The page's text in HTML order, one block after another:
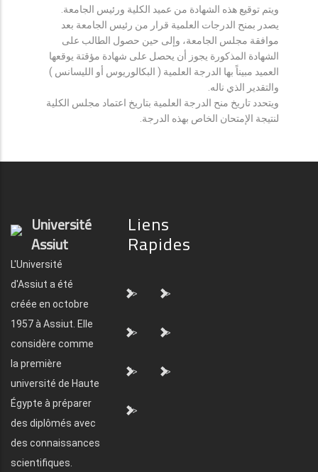
ويتم توقيع هذه الشهادة من عميد الكلية ورئيس الجامعة.
يصدر بمنح الدرجات العلمية قرار من رئيس الجامعة بعد
موافقة مجلس الجامعة، وإلى حين حصول الطالب على
الشهادة المذكورة يجوز أن يحصل على شهادة مؤقتة يوقعها
العميد مبيناً بها الدرجة العلمية ( البكالوريوس أو الليسانس )
والتقدير الذي ناله.
ويتحدد تاريخ منح الدرجة العلمية بتاريخ اعتماد مجلس الكلية
لنتيجة الإمتحان الخاص بهذه الدرجة.
Université
Assiut
L'Université
d'Assiut a été
créée en octobre
1957 à Assiut. Elle
considère comme
la première
université de Haute
Égypte à préparer
des diplômés avec
des connaissances
scientifiques.
Liens
Rapides
"> ">
"> ">
"> ">
">